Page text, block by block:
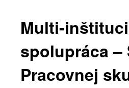
Multi-
spolupráca –
Pracovnej